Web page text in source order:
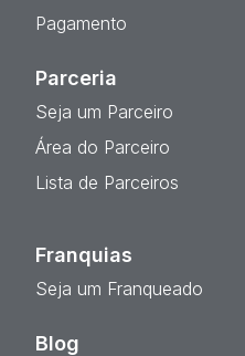
Pagamento
Parceria
Seja um Parceiro
Área do Parceiro
Lista de Parceiros
Franquias
Seja um Franqueado
Blog